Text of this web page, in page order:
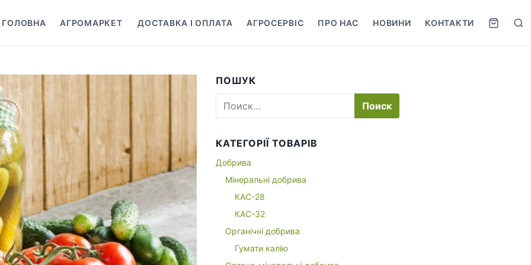
ГОЛОВНА АГРОМАРКЕТ
а
в
т
ь
п
о
д
м
е
н
ю
ДОСТАВКА І ОПЛАТА АГРОСЕРВІС ПРО НАС НОВИНИ КОНТАКТИ
S
ПОШУК
и
:
КАТЕГОРІЇ ТОВАРІВ
Добрива
Мінеральні добрива
КАС-28
КАС-32
Органічні добрива
Гумати калію